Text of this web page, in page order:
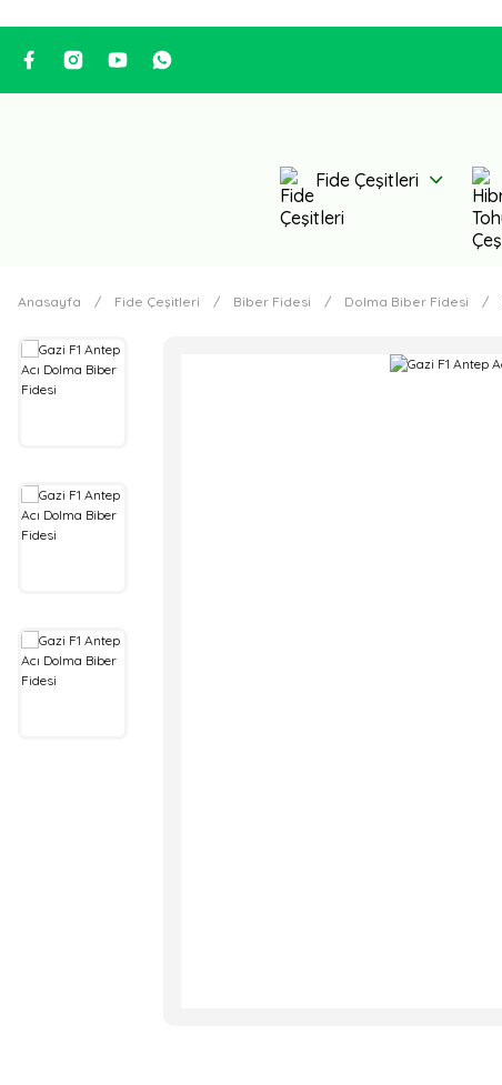
Fide Çeşitleri
Anasayfa Fide Çeşitleri Biber Fidesi Dolma Biber Fidesi